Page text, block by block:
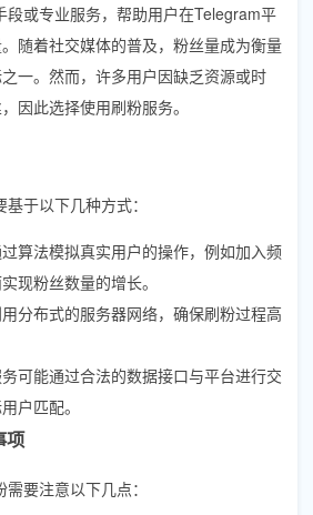
段或专业服务，帮助用户在Telegram平
随着社交媒体的普及，粉丝量成为衡量
一。然而，许多用户因缺乏资源或时
因此选择使用刷粉服务。
于以下几种方式：
算法模拟真实用户的操作，例如加入频
现粉丝数量的增长。
分布式的服务器网络，确保刷粉过程高
可能通过合法的数据接口与平台进行交
户匹配。
项
要注意以下几点：